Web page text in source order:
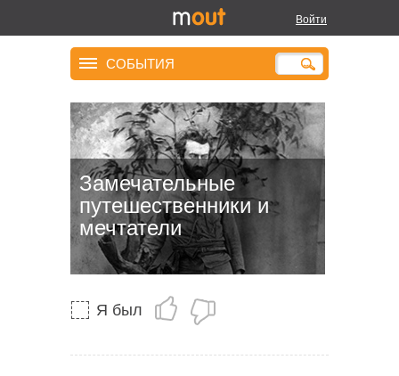
Войти
СОБЫТИЯ
Замечательные
путешественники и
мечтатели
Я был